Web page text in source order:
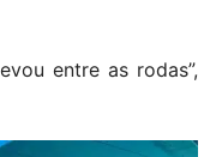
entre as rodas”,